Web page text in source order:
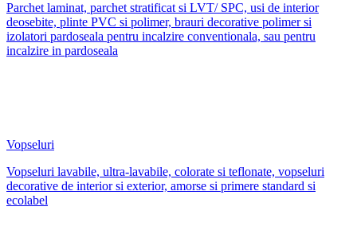
Parchet laminat, parchet stratificat si LVT/ SPC, usi de interior
deosebite, plinte PVC si polimer, brauri decorative polimer si
izolatori pardoseala pentru incalzire conventionala, sau pentru
incalzire in pardoseala
Vopseluri
Vopseluri lavabile, ultra-lavabile, colorate si teflonate, vopseluri
decorative de interior si exterior, amorse si primere standard si
ecolabel